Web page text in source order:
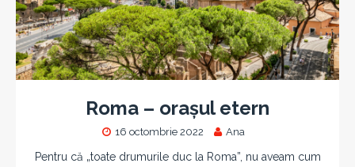
Roma – orașul etern
16 octombrie 2022 Ana
Pentru că „toate drumurile duc la Roma”, nu aveam cum